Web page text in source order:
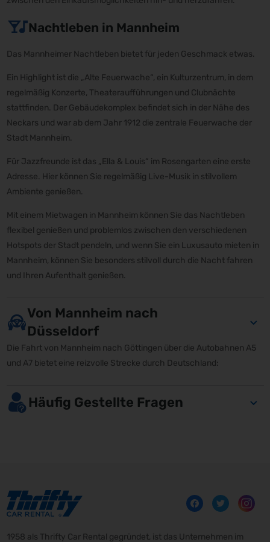
Nachtleben in Mannheim
Das Mannheimer Nachtleben bietet für jeden Geschmack etwas.
Ein Highlight ist die „Alte Feuerwache“, ein Kulturzentrum, in dem
regelmäßig Konzerte, Theateraufführungen und Clubnächte
stattfinden. Der Gebäudekomplex befindet sich in der Nähe des
Neckars und war ab dem Jahr 1912 die zentrale Feuerwache der
Stadt Mannheim.
Für Jazzfreunde ist das „Ella & Louis“ im Rosengarten eine erste
Adresse. Hier können Sie regelmäßig Live-Musik in stilvollem
Ambiente genießen.
Mit einem Mietwagen in Mannheim können Sie das Nachtleben
flexibel genießen und problemlos zwischen den verschiedenen
Hotspots der Stadt pendeln, und wenn Sie ein Luxusauto mieten in
Mannheim, können Sie besonders stilvoll durch die Nacht fahren
und Ihren Aufenthalt genießen.
Von Mannheim nach
Düsseldorf
Die Fahrt von Mannheim nach Göttingen über die Autobahnen A5
und A7 bietet eine reizvolle Strecke durch Deutschland:
Häufig Gestellte Fragen
1958 als Thrifty Car Rental gegründet, ist das Unternehmen im